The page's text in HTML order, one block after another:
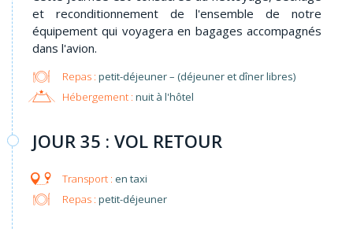
et reconditionnement de l'ensemble de notre
équipement qui voyagera en bagages accompagnés
dans l'avion.
Repas : petit-déjeuner – (déjeuner et dîner libres)
Hébergement : nuit à l'hôtel
JOUR 35 : VOL RETOUR
en taxi
Repas : petit-déjeuner